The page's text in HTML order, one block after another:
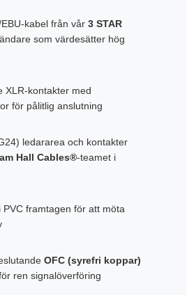
kabel från vår 3 STAR
som värdesätter hög
XLR-kontakter med
för pålitlig anslutning
ledararea och kontakter
Hall Cables®-teamet i
PVC framtagen för att möta
OFC (syrefri koppar)
ren signalöverföring